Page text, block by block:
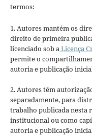
termos:
1. Autores mantém os
direito de primeira
licenciado sob aLicença
permite o
autoria e publicação
2. Autores têm
separadamente, para
trabalho publicada nesta
institucional ou como
autoria e publicação